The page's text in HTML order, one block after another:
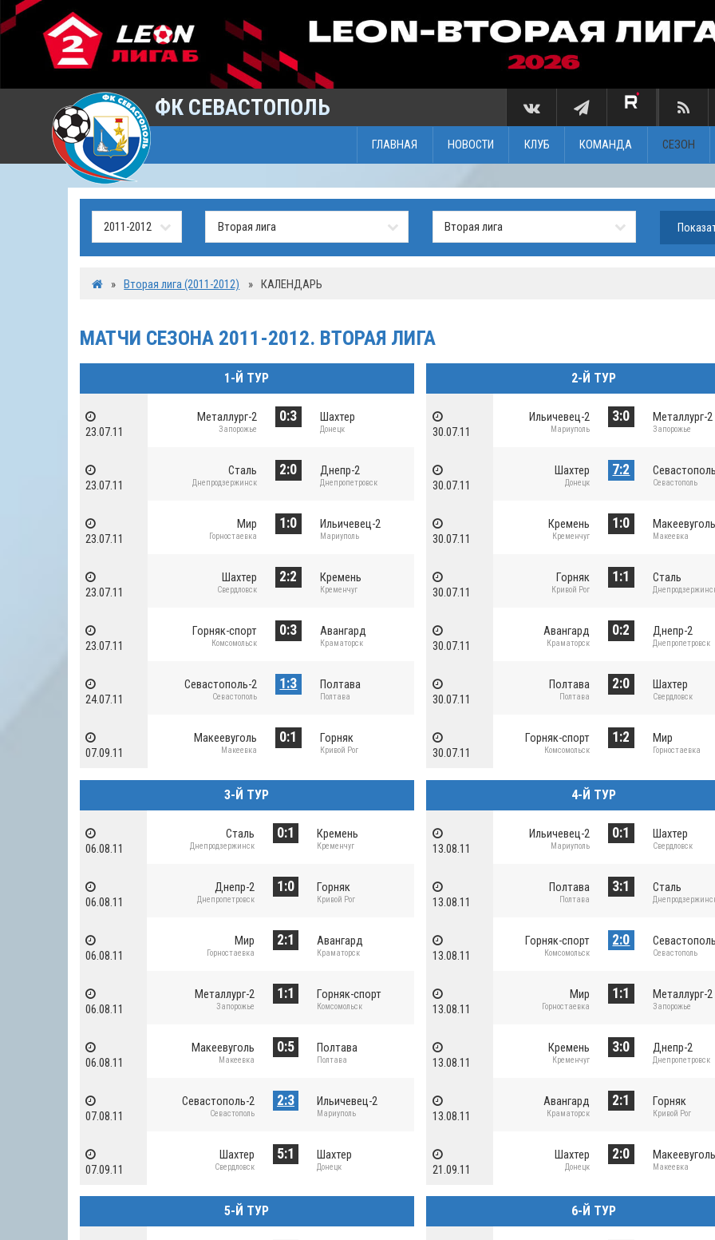
ФК СЕВАСТОПОЛЬ
ГЛАВНАЯ НОВОСТИ КЛУБ КОМАНДА СЕЗОН
» Вторая лига (2011-2012) » КАЛЕНДАРЬ
МАТЧИ СЕЗОНА 2011-2012. ВТОРАЯ ЛИГА
1-Й ТУР
23.07.11
Металлург-2
Запорожье
0:3 Шахтер
Донецк
23.07.11
Сталь
Днепродзержинск
2:0 Днепр-2
Днепропетровск
23.07.11
Мир
Горностаевка
1:0 Ильичевец-2
Мариуполь
23.07.11
Шахтер
Свердловск
2:2 Кремень
Кременчуг
23.07.11
Горняк-спорт
Комсомольск
0:3 Авангард
Краматорск
24.07.11
Севастополь-2
Севастополь
1:3 Полтава
Полтава
07.09.11
Макеевуголь
Макеевка
0:1 Горняк
Кривой Рог
2-Й ТУР
30.07.11
Ильичевец-2
Мариуполь
3:0 Металлург-2
Запорожье
30.07.11
Шахтер
Донецк
7:2
Севастополь
30.07.11
Кремень
Кременчуг
1:0 Макеевуголь
Макеевка
30.07.11
Горняк
Кривой Рог
1:1 Сталь
30.07.11
Авангард
Краматорск
0:2 Днепр-2
Днепропетровск
30.07.11
Полтава
Полтава
2:0 Шахтер
Свердловск
30.07.11
Горняк-спорт
Комсомольск
1:2 Мир
Горностаевка
3-Й ТУР
06.08.11
Сталь
Днепродзержинск
0:1 Кремень
Кременчуг
06.08.11
Днепр-2
Днепропетровск
1:0 Горняк
Кривой Рог
06.08.11
Мир
Горностаевка
2:1 Авангард
Краматорск
06.08.11
Металлург-2
Запорожье
1:1 Горняк-спорт
Комсомольск
06.08.11
Макеевуголь
Макеевка
0:5 Полтава
Полтава
07.08.11
Севастополь-2
Севастополь
2:3 Ильичевец-2
Мариуполь
07.09.11
Шахтер
Свердловск
5:1 Шахтер
Донецк
4-Й ТУР
13.08.11
Ильичевец-2
Мариуполь
0:1 Шахтер
Свердловск
13.08.11
Полтава
Полтава
3:1 Сталь
13.08.11
Горняк-спорт
Комсомольск
2:0
Севастополь
13.08.11
Мир
Горностаевка
1:1 Металлург-2
Запорожье
13.08.11
Кремень
Кременчуг
3:0 Днепр-2
Днепропетровск
13.08.11
Авангард
Краматорск
2:1 Горняк
Кривой Рог
21.09.11
Шахтер
Донецк
2:0 Макеевуголь
Макеевка
5-Й ТУР 6-Й ТУР